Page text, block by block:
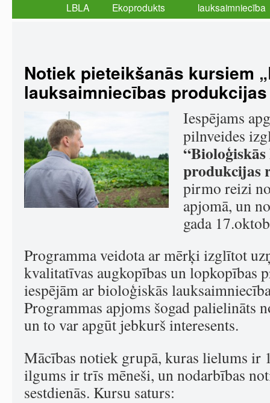
LBLA
Ekoprodukts
lauksaimniecība
Notiek pieteikšanās kursiem
lauksaimniecības produkcijas
Iespējams
pilnveides
produkcijas
pirmo reizi
apjomā, un
gada
Programma veidota ar mērķi izglītot
kvalitatīvas augkopības un lopkopības
iespējām ar bioloģiskās
Programmas apjoms šogad palielināts
un to var apgūt jebkurš interesents.
Mācības notiek grupā, kuras lielums ir
ilgums ir trīs mēneši, un nodarbības
sestdienās. Kursu saturs: